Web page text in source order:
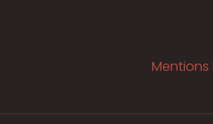
Mentions